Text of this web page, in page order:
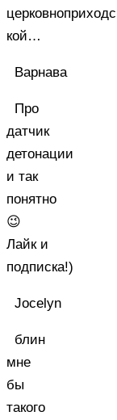
церковноприходс
кой…
Варнава
Про
датчик
детонации
и так
понятно
😉
Лайк и
подписка!)
Jocelyn
блин
мне
бы
такого